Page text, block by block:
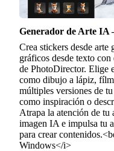
Generador de Arte IA
Crea stickers desde
gráficos desde texto
de PhotoDirector. Elige
como dibujo a lápiz,
múltiples versiones de
como inspiración o
Atrapa la atención de tu
imagen IA e impulsa tu
para crear
Windows</i>